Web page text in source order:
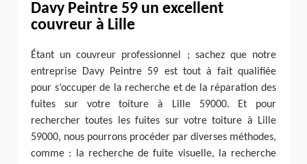
Davy Peintre 59 un excellent
couvreur à Lille
Étant un couvreur professionnel ; sachez que notre
entreprise Davy Peintre 59 est tout à fait qualifiée
pour s’occuper de la recherche et de la réparation des
fuites sur votre toiture à Lille 59000. Et pour
rechercher toutes les fuites sur votre toiture à Lille
59000, nous pourrons procéder par diverses méthodes,
comme : la recherche de fuite visuelle, la recherche